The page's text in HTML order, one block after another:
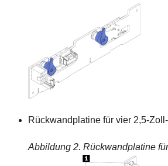
Rückwandplatine für vier 2,5-
Abbildung 2. Rückwandplatine